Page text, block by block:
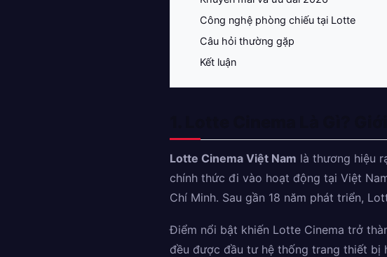
Công nghệ phòng chiếu tại Lotte
Câu hỏi thường gặp
Kết luận
Lotte Cinema Việt Nam là thương hiệu
chính thức đi vào hoạt động tại Việt
Chí Minh. Sau gần 18 năm phát triển,
Điểm nổi bật khiến Lotte Cinema trở
đều được đầu tư hệ thống trang thiết bị